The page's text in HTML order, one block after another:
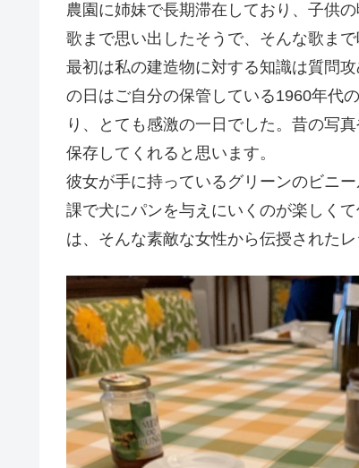
農園に姉妹で長期滞在しており、子供
歌まで思い出したそうで、そんな歌まで
最初は私の建造物に対する知識は質問
の日はご自分の保管している1960年代
り、とても感激の一日でした。昔の写
保存してくれると思います。
彼女が手に持っているグリーンのビニ
課で犬にパンを与えにいくのが楽しく
は、そんな素敵な女性から伝授されたレ